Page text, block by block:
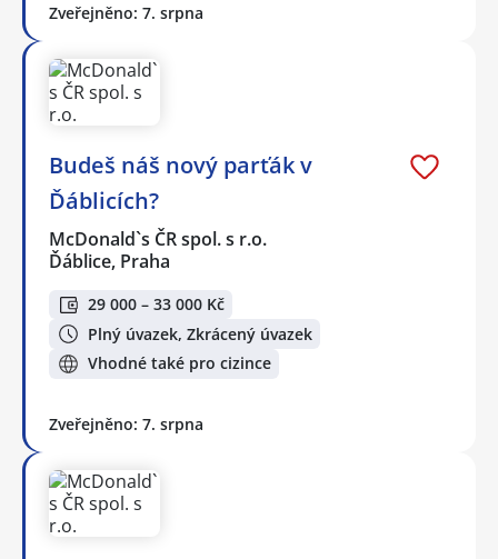
Zveřejněno: 7. srpna
Budeš náš nový parťák v
Ďáblicích?
McDonald`s ČR spol. s r.o.
Ďáblice, Praha
29 000 – 33 000 Kč
Plný úvazek, Zkrácený úvazek
Vhodné také pro cizince
Zveřejněno: 7. srpna